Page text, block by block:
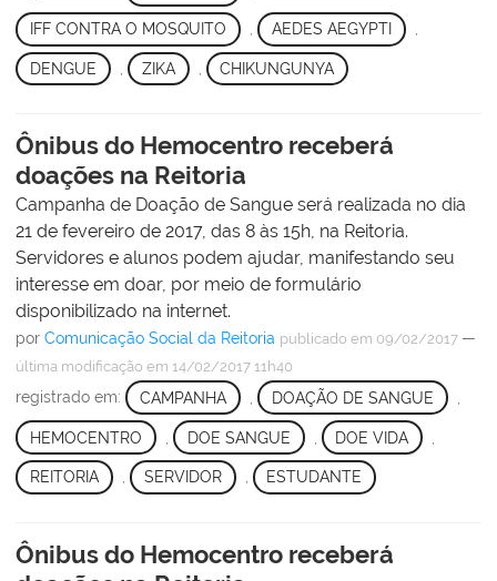
IFF CONTRA O MOSQUITO , AEDES AEGYPTI ,
DENGUE ZIKA CHIKUNGUNYA
Ônibus do Hemocentro receberá
doações na Reitoria
Campanha de Doação de Sangue será realizada no dia
21 de fevereiro de 2017, das 8 às 15h, na Reitoria.
Servidores e alunos podem ajudar, manifestando seu
interesse em doar, por meio de formulário
disponibilizado na internet.
por Comunicação Social da Reitoria publicado em 09/02/2017 —
última modificação em 14/02/2017 11h40
registrado em: CAMPANHA DOAÇÃO DE SANGUE
HEMOCENTRO DOE SANGUE DOE VIDA
REITORIA , SERVIDOR , ESTUDANTE
Ônibus do Hemocentro receberá